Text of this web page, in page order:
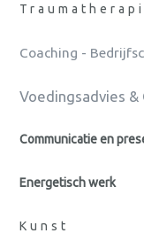
Coaching -
Voedingsadvies &
Communicatie en
Energetisch werk
Kunst